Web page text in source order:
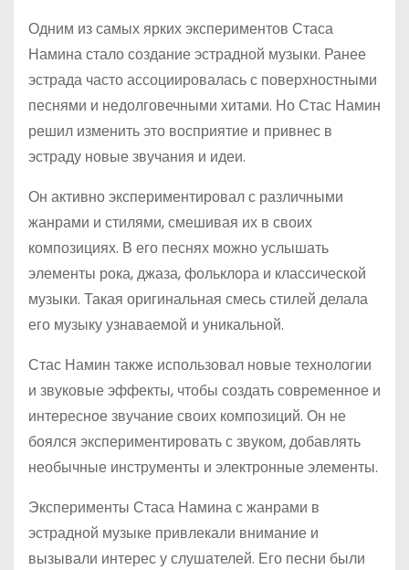
Одним из самых ярких экспериментов Стаса
Намина стало создание эстрадной музыки. Ранее
эстрада часто ассоциировалась с поверхностными
песнями и недолговечными хитами. Но Стас Намин
решил изменить это восприятие и привнес в
эстраду новые звучания и идеи.
Он активно экспериментировал с различными
жанрами и стилями, смешивая их в своих
композициях. В его песнях можно услышать
элементы рока, джаза, фольклора и классической
музыки. Такая оригинальная смесь стилей делала
его музыку узнаваемой и уникальной.
Стас Намин также использовал новые технологии
и звуковые эффекты, чтобы создать современное и
интересное звучание своих композиций. Он не
боялся экспериментировать с звуком, добавлять
необычные инструменты и электронные элементы.
Эксперименты Стаса Намина с жанрами в
эстрадной музыке привлекали внимание и
вызывали интерес у слушателей. Его песни были